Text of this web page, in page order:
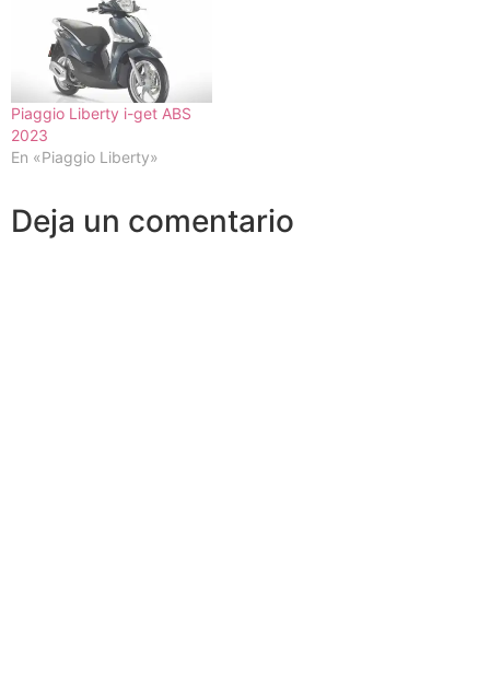
Piaggio Liberty i-get ABS
2023
En «Piaggio Liberty»
Deja un comentario